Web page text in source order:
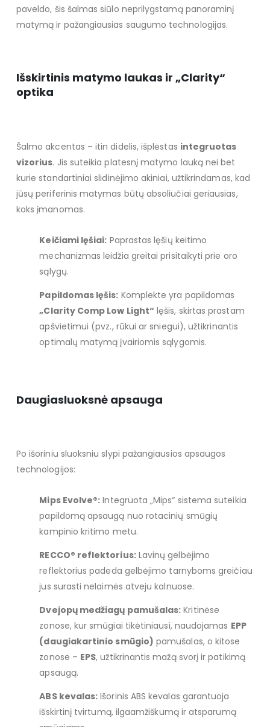
paveldo, šis šalmas siūlo neprilygstamą panoraminį
matymą ir pažangiausias saugumo technologijas.
Išskirtinis matymo laukas ir „Clarity“
optika
Šalmo akcentas – itin didelis, išplėstas integruotas
vizorius. Jis suteikia platesnį matymo lauką nei bet
kurie standartiniai slidinėjimo akiniai, užtikrindamas, kad
jūsų periferinis matymas būtų absoliučiai geriausias,
koks įmanomas.
Keičiami lęšiai: Paprastas lęšių keitimo
mechanizmas leidžia greitai prisitaikyti prie oro
sąlygų.
Papildomas lęšis: Komplekte yra papildomas
„Clarity Comp Low Light“ lęšis, skirtas prastam
apšvietimui (pvz., rūkui ar sniegui), užtikrinantis
optimalų matymą įvairiomis sąlygomis.
Daugiasluoksnė apsauga
Po išoriniu sluoksniu slypi pažangiausios apsaugos
technologijos:
Mips Evolve®: Integruota „Mips“ sistema suteikia
papildomą apsaugą nuo rotacinių smūgių
kampinio kritimo metu.
RECCO® reflektorius:Lavinų gelbėjimo
reflektorius padeda gelbėjimo tarnyboms greičiau
jus surasti nelaimės atveju kalnuose.
Dvejopų medžiagų pamušalas: Kritinėse
zonose, kur smūgiai tikėtiniausi, naudojamas EPP
(daugiakartinio smūgio) pamušalas, o kitose
zonose – EPS, užtikrinantis mažą svorį ir patikimą
apsaugą.
ABS kevalas: Išorinis ABS kevalas garantuoja
išskirtinį tvirtumą, ilgaamžiškumą ir atsparumą